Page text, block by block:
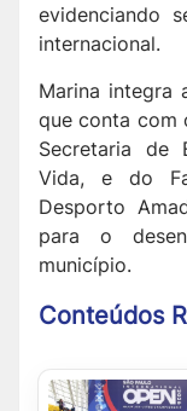
evidenciando
internacional.
Marina integra
que conta com
Secretaria de
Vida, e do
Desporto
para o
município.
Conteúdos